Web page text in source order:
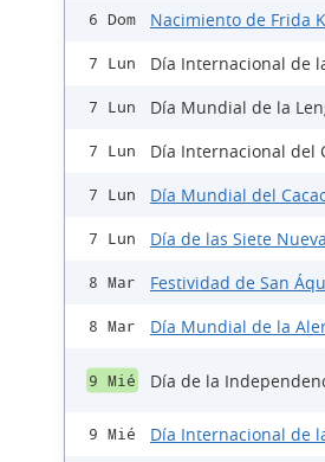
6 Dom Nacimiento de Frida
7 Lun Día Internacional de
7 Lun Día Mundial de la
7 Lun Día Internacional del
7 Lun Día Mundial del
7 Lun Día de las Siete
8 Mar Festividad de San
8 Mar Día Mundial de la
9 Mié Día de la
9 Mié Día Internacional de